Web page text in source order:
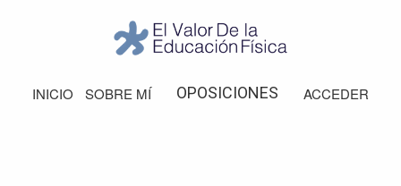
navegación
principal
barra
Valor
de
INICIO SOBRE MÍ OPOSICIONES ACCEDER